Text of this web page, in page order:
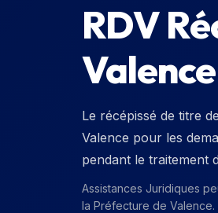
RDV
Le récépissé de titre
Valence pour les
pendant le traitement
Assistances Juridiques
la Préfecture de Valence